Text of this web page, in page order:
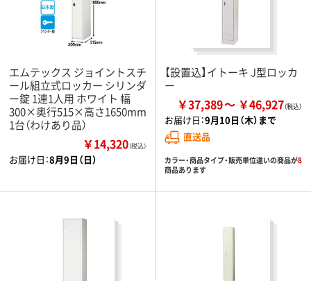
エムテックス ジョイントスチ
ール組立式ロッカー シリンダ
ー錠 1連1人用 ホワイト 幅
300×奥行515×高さ1650mm
1台（わけあり品）
￥14,320（税込）
お届け日：8月9日（日）
【設置込】イトーキ J型ロッカ
ー
￥37,389 ￥46,927
お届け日：9月10日（木）まで
直送品
カラー・商品タイプ・販売単位違いの商品が8
商品あります